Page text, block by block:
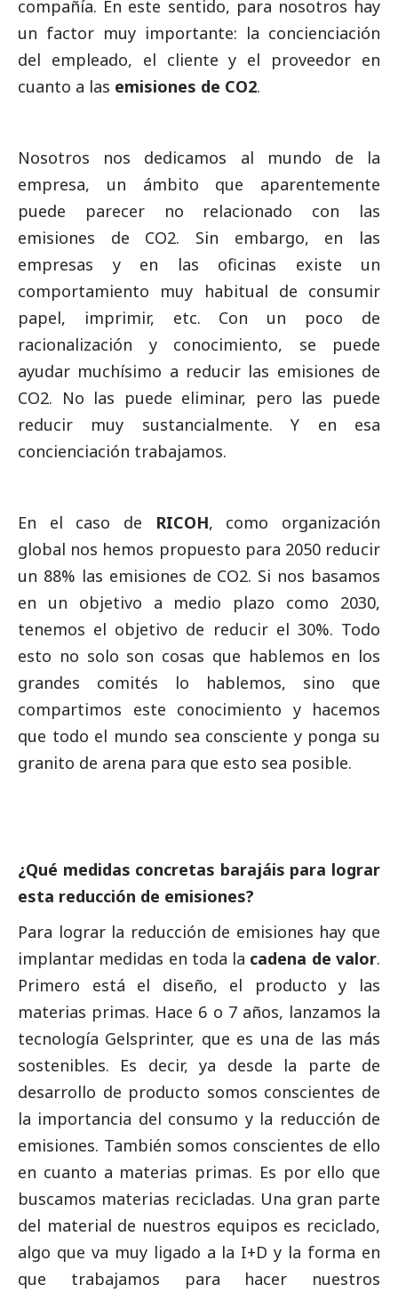
compañía. En este sentido, para nosotros hay
un factor muy importante: la concienciación
del empleado, el cliente y el proveedor en
cuanto a las emisiones de CO2.
Nosotros nos dedicamos al mundo de la
empresa, un ámbito que aparentemente
puede parecer no relacionado con las
emisiones de CO2. Sin embargo, en las
empresas y en las oficinas existe un
comportamiento muy habitual de consumir
papel, imprimir, etc. Con un poco de
racionalización y conocimiento, se puede
ayudar muchísimo a reducir las emisiones de
CO2. No las puede eliminar, pero las puede
reducir muy sustancialmente. Y en esa
concienciación trabajamos.
En el caso de RICOH, como organización
global nos hemos propuesto para 2050 reducir
un 88% las emisiones de CO2. Si nos basamos
en un objetivo a medio plazo como 2030,
tenemos el objetivo de reducir el 30%. Todo
esto no solo son cosas que hablemos en los
grandes comités lo hablemos, sino que
compartimos este conocimiento y hacemos
que todo el mundo sea consciente y ponga su
granito de arena para que esto sea posible.
¿Qué medidas concretas barajáis para lograr
esta reducción de emisiones?
Para lograr la reducción de emisiones hay que
implantar medidas en toda la cadena de valor.
Primero está el diseño, el producto y las
materias primas. Hace 6 o 7 años, lanzamos la
tecnología Gelsprinter, que es una de las más
sostenibles. Es decir, ya desde la parte de
desarrollo de producto somos conscientes de
la importancia del consumo y la reducción de
emisiones. También somos conscientes de ello
en cuanto a materias primas. Es por ello que
buscamos materias recicladas. Una gran parte
del material de nuestros equipos es reciclado,
algo que va muy ligado a la I+D y la forma en
que trabajamos para hacer nuestros